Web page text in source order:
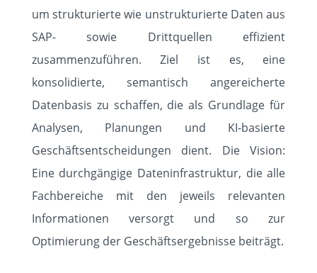
um strukturierte wie unstrukturierte Daten aus
SAP- sowie Drittquellen effizient
zusammenzuführen. Ziel ist es, eine
konsolidierte, semantisch angereicherte
Datenbasis zu schaffen, die als Grundlage für
Analysen, Planungen und KI-basierte
Geschäftsentscheidungen dient. Die Vision:
Eine durchgängige Dateninfrastruktur, die alle
Fachbereiche mit den jeweils relevanten
Informationen versorgt und so zur
Optimierung der Geschäftsergebnisse beiträgt.